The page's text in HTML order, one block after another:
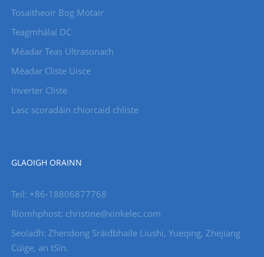
Tosaitheoir Bog Mótair
Teagmhálaí DC
Méadar Teas Ultrasonach
Méadar Cliste Uisce
Inverter Cliste
Lasc scoradáin chiorcaid chliste
GLAOIGH ORAINN
Teil: +86-18806877768
Ríomhphost: christine@xinkelec.com
Seoladh: Zhendong Sráidbhaile Liushi, Yueqing, Zhejiang
Cúige, an tSín.